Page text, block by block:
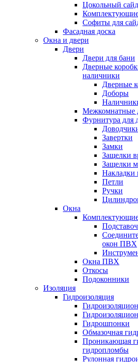
Цокольный
Софиты для
Фасадная доска
Окна и двери
Двери
Двери для бани
Дверные
наличники
Дверные
Доборы
Межкомнатные
Фурнитура для
Завертки
Замки
Защелки
Защелки
Накладки
Петли
Ручки
Окна
окон ПВХ
Окна ПВХ
Откосы
Подоконники
Изоляция
Гидроизоляция
Гидрошпонки
Обмазочная
Проникающая
гидропломбы
Рулонная